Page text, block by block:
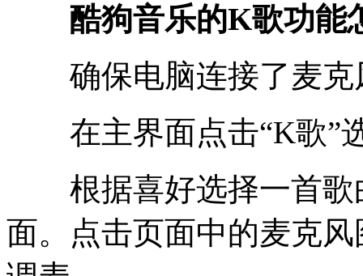
酷狗音乐的K歌功能
确保电脑连接了麦克
在主界面点击“K歌”
根据喜好选择一首歌
面。点击页面中的麦克